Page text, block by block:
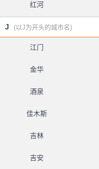
红河
J (以J为开头的城市名)
江门
金华
酒泉
佳木斯
吉林
吉安